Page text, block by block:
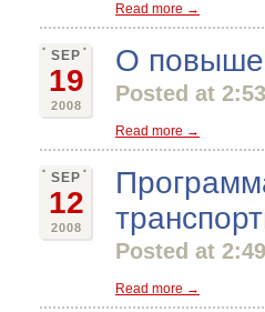
Read more →
SEP
19
2008
О
Posted at
Read more →
SEP
12
2008
Posted at
Read more →